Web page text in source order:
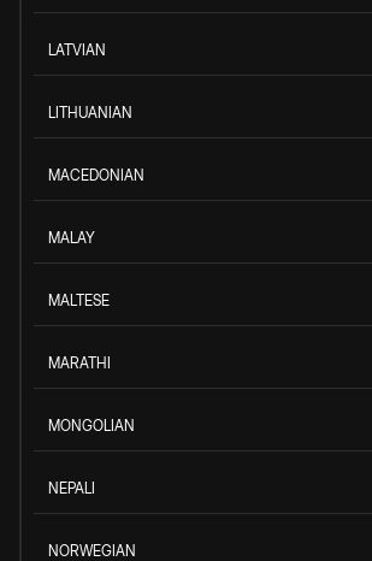
LATVIAN
LITHUANIAN
MACEDONIAN
MALAY
MALTESE
MARATHI
MONGOLIAN
NEPALI
NORWEGIAN